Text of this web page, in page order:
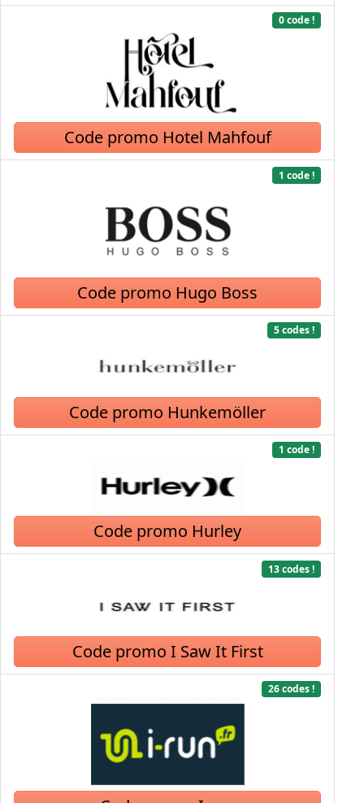
0 code !
Code promo Hotel Mahfouf
1 code !
Code promo Hugo Boss
5 codes !
Code promo Hunkemöller
1 code !
Code promo Hurley
13 codes !
Code promo I Saw It First
26 codes !